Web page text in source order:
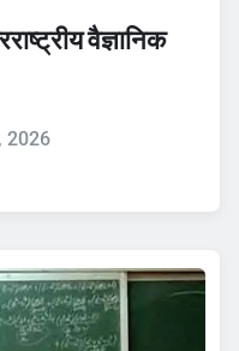
वैज्ञानिक
2026